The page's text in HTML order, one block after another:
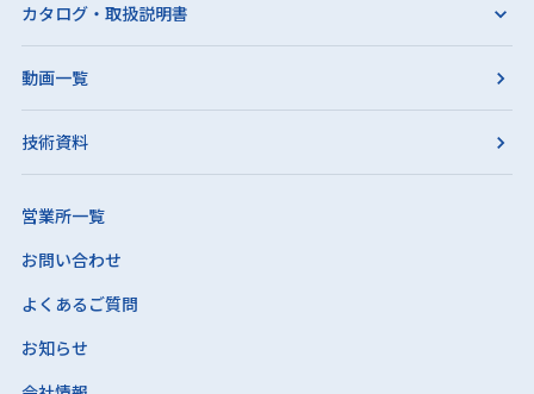
カタログ・取扱説明書
動画一覧
技術資料
営業所一覧
お問い合わせ
よくあるご質問
お知らせ